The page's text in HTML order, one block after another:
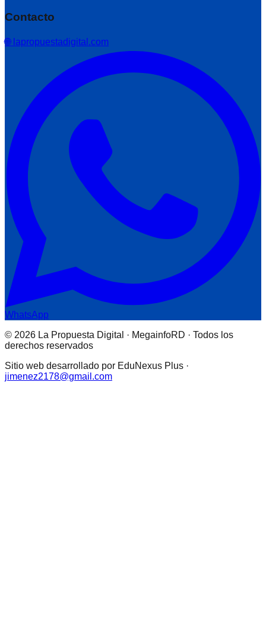
Contacto
🌐 lapropuestadigital.com
WhatsApp
© 2026 La Propuesta Digital · MegainfoRD · Todos los
derechos reservados
Sitio web desarrollado por EduNexus Plus ·
jimenez2178@gmail.com